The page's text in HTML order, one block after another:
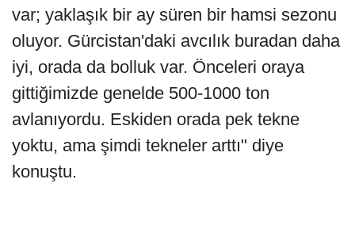
var; yaklaşık bir ay süren bir hamsi sezonu
oluyor. Gürcistan'daki avcılık buradan daha
iyi, orada da bolluk var. Önceleri oraya
gittiğimizde genelde 500-1000 ton
avlanıyordu. Eskiden orada pek tekne
yoktu, ama şimdi tekneler arttı" diye
konuştu.